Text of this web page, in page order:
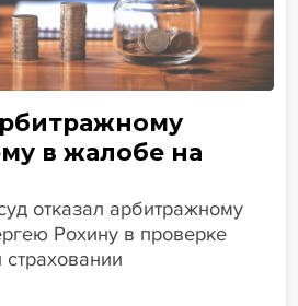
в жалобе на
отказал арбитражному
Рохину в проверке